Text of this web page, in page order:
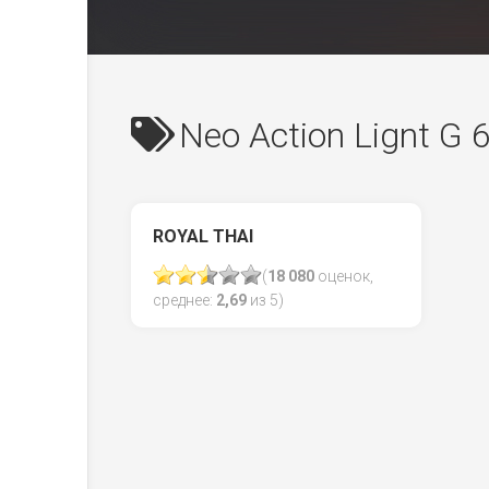
Neo Action Lignt G
ROYAL THAI
(18 080 оценок,
среднее: 2,69 из 5)